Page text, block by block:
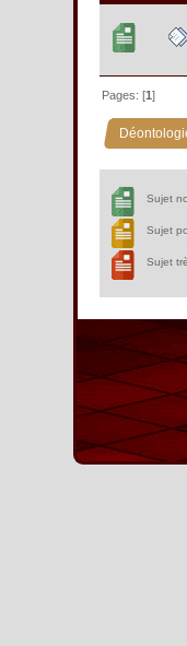
Pages: [1]
Sujet
Sujet
Sujet